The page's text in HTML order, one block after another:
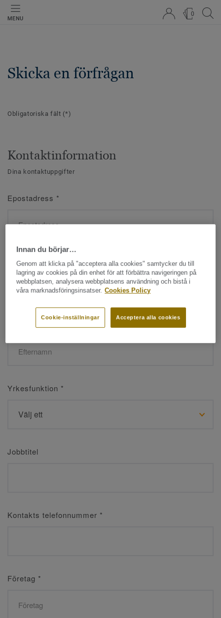
MENU
0
Skicka en förfrågan
Obligatoriska fält (*)
Kontaktinformation
Dina kontaktuppgifter
Epostadress *
Namn*
Efternamn*
Yrkesfunktion *
Jobbtitel
Kontakts telefonnummer *
Företag *
Innan du börjar…
Genom att klicka på "acceptera alla cookies" samtycker du till
lagring av cookies på din enhet för att förbättra navigeringen på
webbplatsen, analysera webbplatsens användning och bistå i
våra marknadsföringsinsatser. Cookies Policy
Acceptera alla cookies
Cookie-inställningar